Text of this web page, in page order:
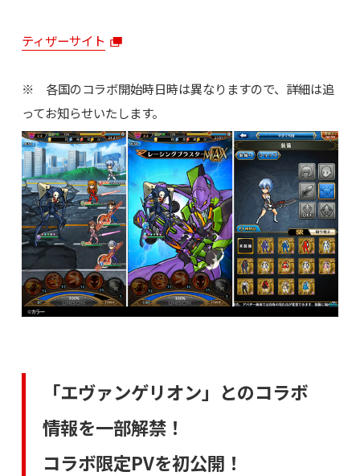
ティザーサイト
※ 各国のコラボ開始時日時は異なりますので、詳細は追
ってお知らせいたします。
「エヴァンゲリオン」とのコラボ
情報を一部解禁！
コラボ限定PVを初公開！